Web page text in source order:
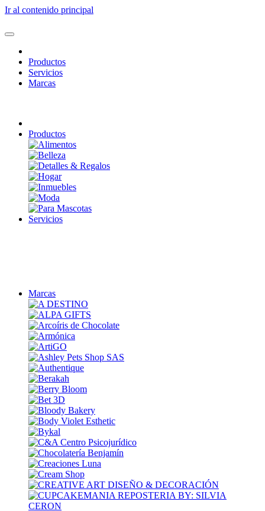
Ir al contenido principal
Productos
Servicios
Marcas
Productos
Servicios
Marcas